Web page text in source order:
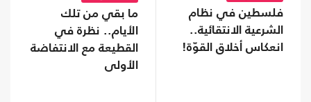
فلسطين في نظام
الشرعية الانتقائية..
انعكاس أخلاق القوّة!
ما بقي من تلك
الأيام.. نظرة في
القطيعة مع الانتفاضة
الأولى